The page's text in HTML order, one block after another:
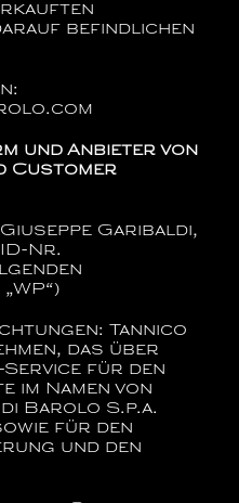
befindlichen
und Anbieter von
Customer
Garibaldi,
Nr.
Tannico
das über
Service für den
Namen von
Barolo S.p.a.
für den
und den